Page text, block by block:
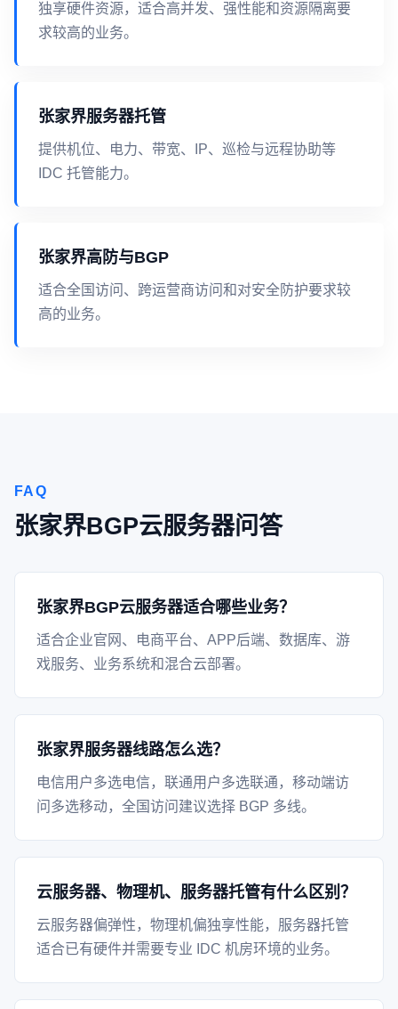
独享硬件资源，适合高并发、强性能和资源隔离要
求较高的业务。
张家界服务器托管
提供机位、电力、带宽、IP、巡检与远程协助等
IDC 托管能力。
张家界高防与BGP
适合全国访问、跨运营商访问和对安全防护要求较
高的业务。
FAQ
张家界BGP云服务器问答
张家界BGP云服务器适合哪些业务？
适合企业官网、电商平台、APP后端、数据库、游
戏服务、业务系统和混合云部署。
张家界服务器线路怎么选？
电信用户多选电信，联通用户多选联通，移动端访
问多选移动，全国访问建议选择 BGP 多线。
云服务器、物理机、服务器托管有什么区别？
云服务器偏弹性，物理机偏独享性能，服务器托管
适合已有硬件并需要专业 IDC 机房环境的业务。